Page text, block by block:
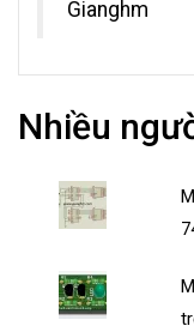
Gianghm
Nhiều